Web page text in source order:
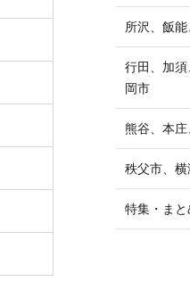
所沢、飯
行田、加
岡市
熊谷、本
秩父市、
特集・まと